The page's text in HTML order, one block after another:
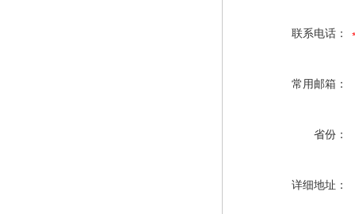
联系电话：
常用邮箱：
省份：
详细地址：